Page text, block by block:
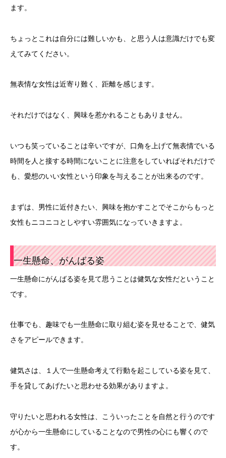
ます。
ちょっとこれは自分には難しいかも、と思う人は意識だけでも変
えてみてください。
無表情な女性は近寄り難く、距離を感じます。
それだけではなく、興味を惹かれることもありません。
いつも笑っていることは辛いですが、口角を上げて無表情でいる
時間を人と接する時間にないことに注意をしていればそれだけで
も、愛想のいい女性という印象を与えることが出来るのです。
まずは、男性に近付きたい、興味を抱かすことでそこからもっと
女性もニコニコとしやすい雰囲気になっていきますよ。
一生懸命、がんばる姿
一生懸命にがんばる姿を見て思うことは健気な女性だということ
です。
仕事でも、趣味でも一生懸命に取り組む姿を見せることで、健気
さをアピールできます。
健気さは、１人で一生懸命考えて行動を起こしている姿を見て、
手を貸してあげたいと思わせる効果がありますよ。
守りたいと思われる女性は、こういったことを自然と行うのです
が心から一生懸命にしていることなので男性の心にも響くので
す。